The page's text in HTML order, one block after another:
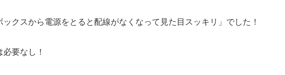
クスから電源をとると配線がなくなって見た目スッキリ」でした！
要なし！